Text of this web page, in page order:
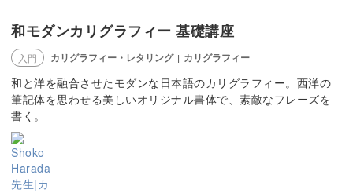
和モダンカリグラフィー 基礎講座
入門 カリグラフィー・レタリング | カリグラフィー
和と洋を融合させたモダンな日本語のカリグラフィー。西洋の
筆記体を思わせる美しいオリジナル書体で、素敵なフレーズを
書く。